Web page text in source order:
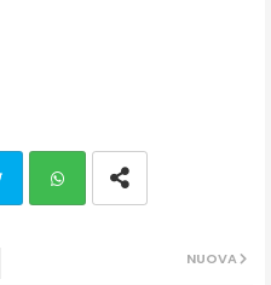
NUOVA